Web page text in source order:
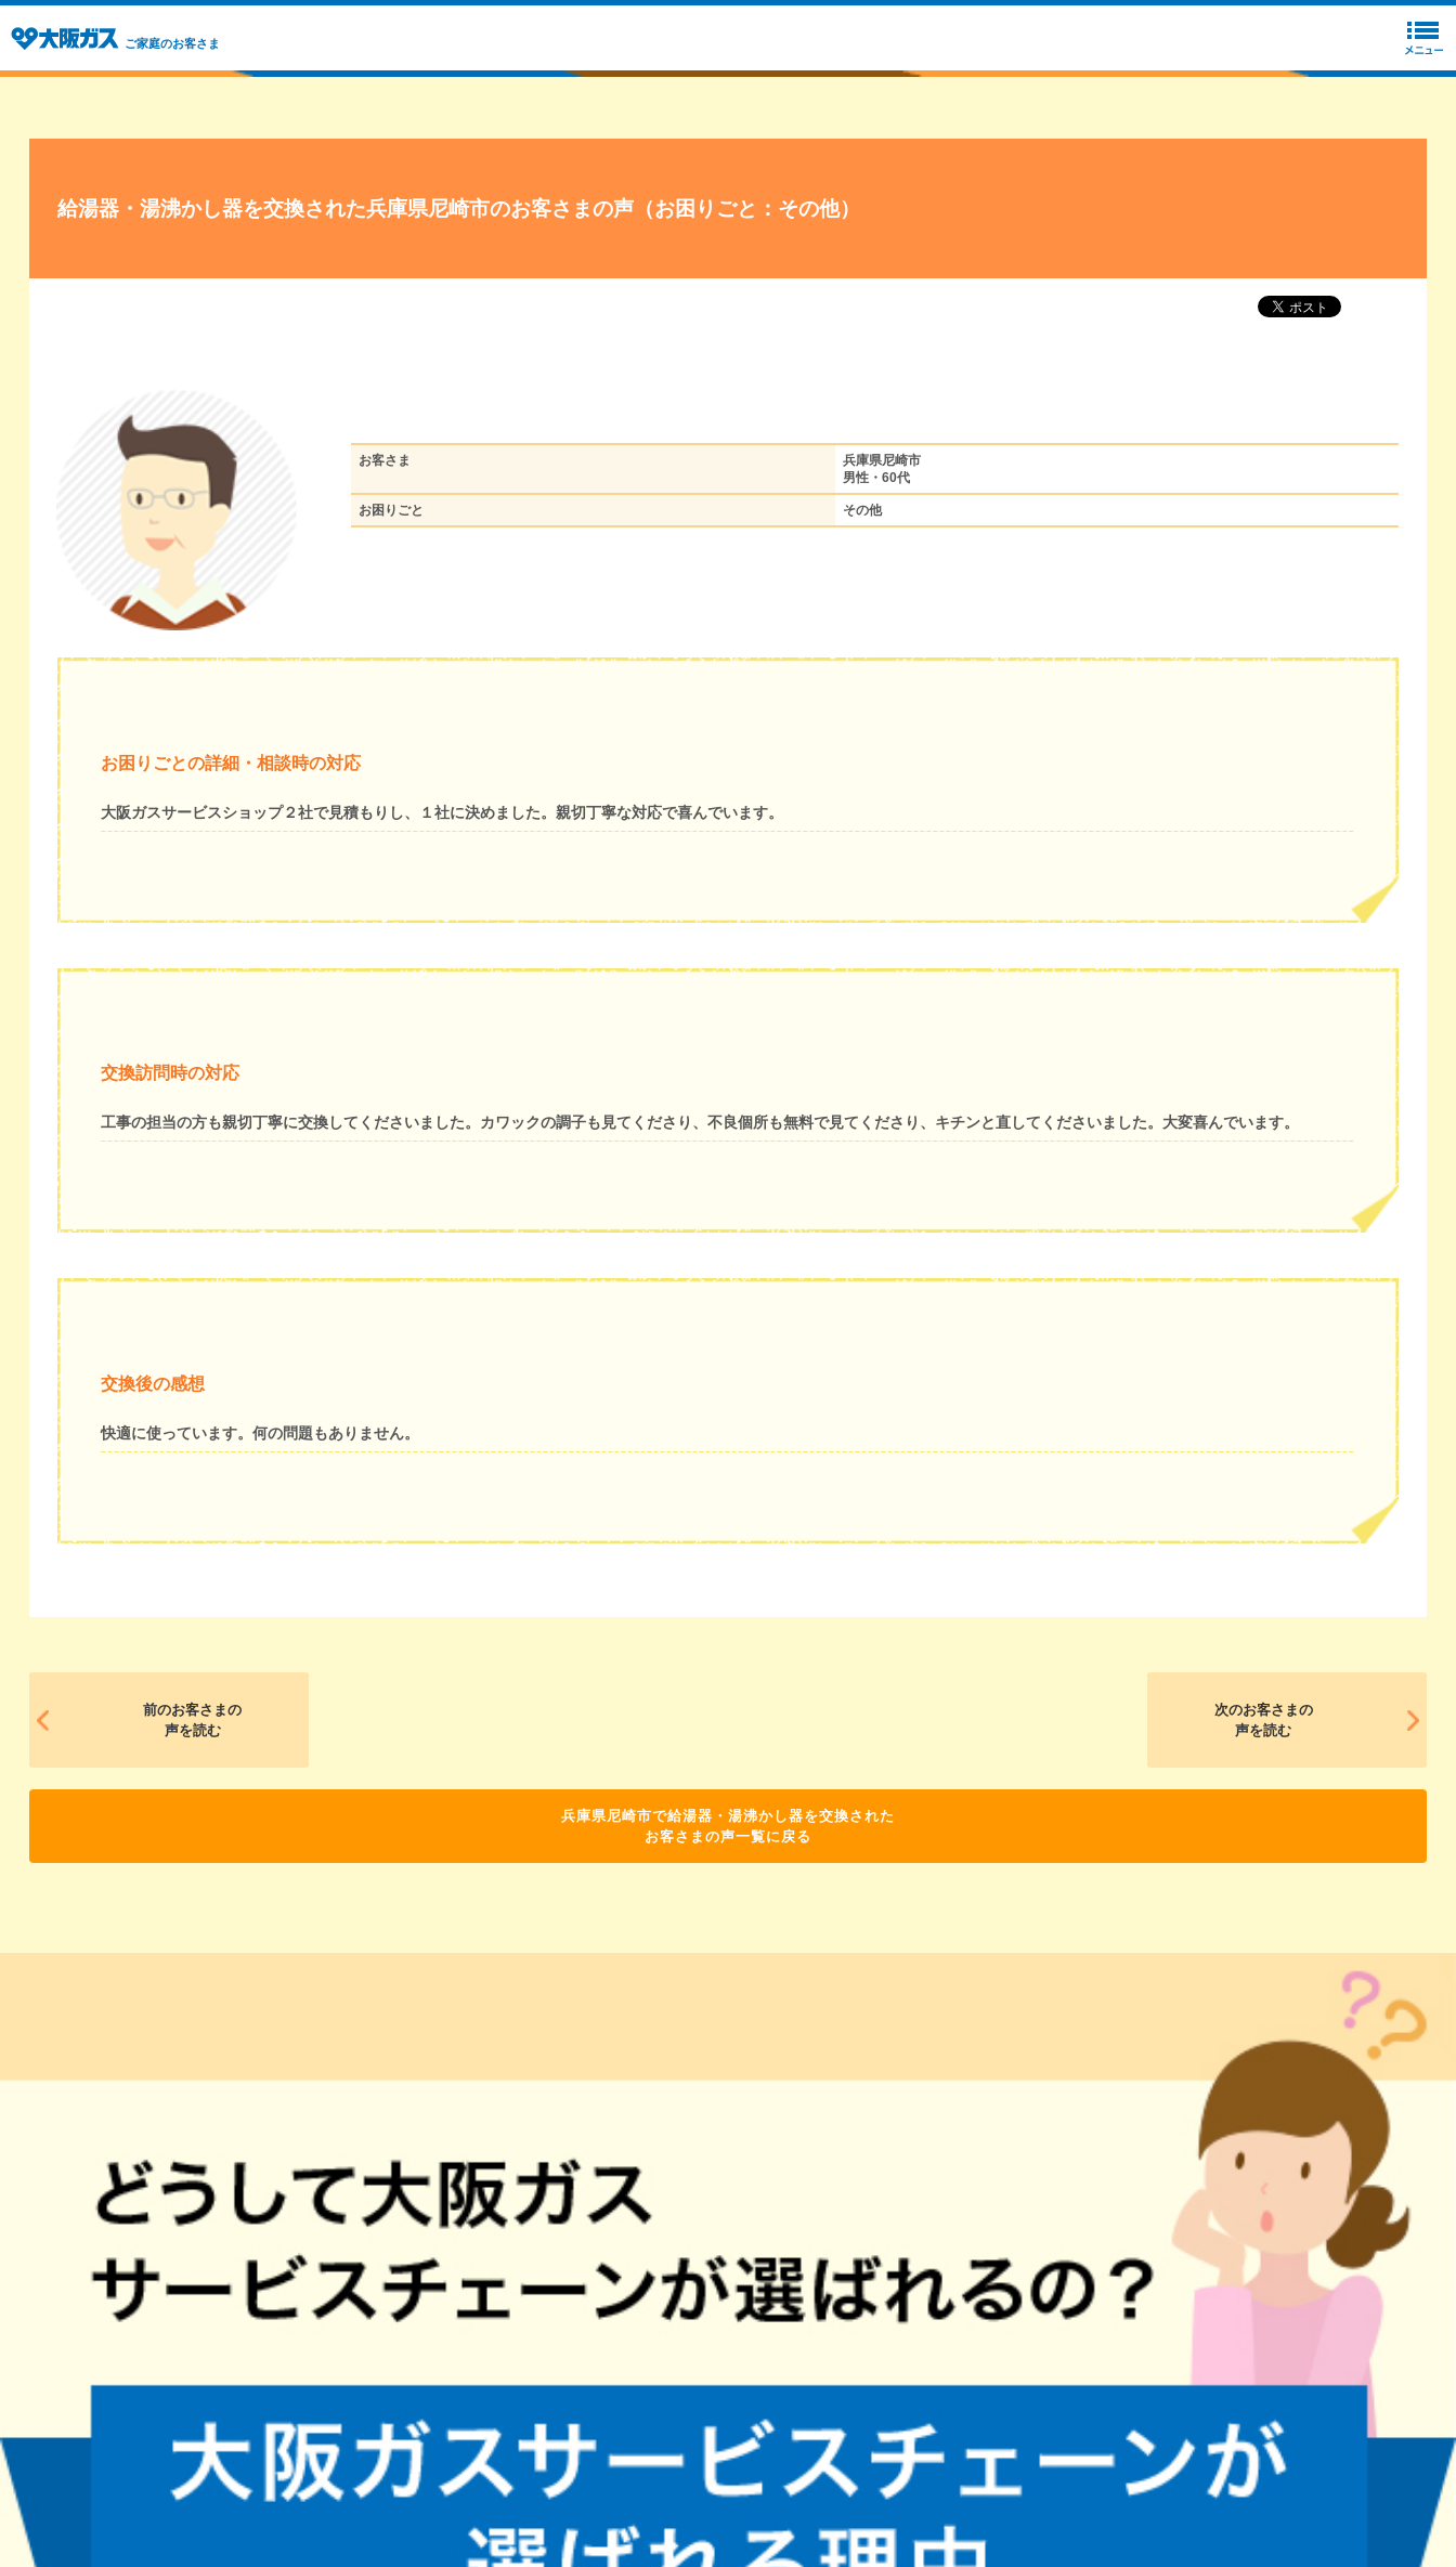
ご家庭のお客さま
給湯器・湯沸かし器を交換された兵庫県尼崎市のお客さまの声（お困りごと：その他）
お客さま
兵庫県尼崎市
男性・60代
お困りごと その他
お困りごとの詳細・相談時の対応
大阪ガスサービスショップ２社で見積もりし、１社に決めました。親切丁寧な対応で喜んでいます。
交換訪問時の対応
工事の担当の方も親切丁寧に交換してくださいました。カワックの調子も見てくださり、不良個所も無料で見てくださり、キチンと直してくださいました。大変喜んでいます。
交換後の感想
快適に使っています。何の問題もありません。
前のお客さまの
声を読む
次のお客さまの
声を読む
兵庫県尼崎市で給湯器・湯沸かし器を交換された
お客さまの声一覧に戻る